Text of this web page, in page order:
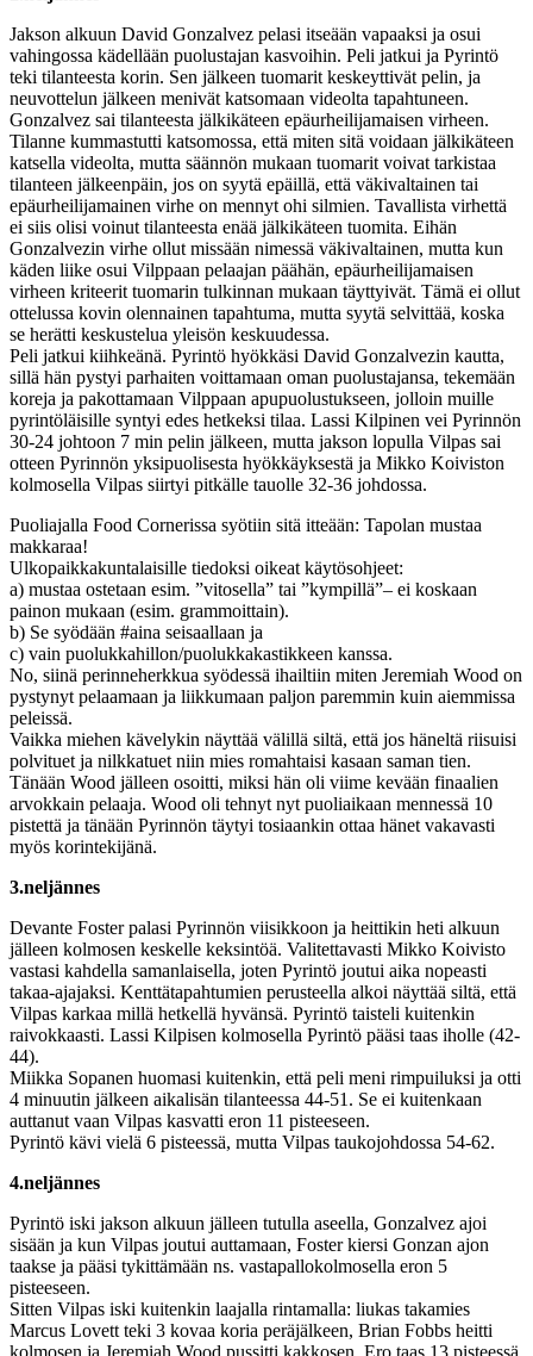
Jakson alkuun David Gonzalvez pelasi itseään vapaaksi ja osui
vahingossa kädellään puolustajan kasvoihin. Peli jatkui ja Pyrintö
teki tilanteesta korin. Sen jälkeen tuomarit keskeyttivät pelin, ja
neuvottelun jälkeen menivät katsomaan videolta tapahtuneen.
Gonzalvez sai tilanteesta jälkikäteen epäurheilijamaisen virheen.
Tilanne kummastutti katsomossa, että miten sitä voidaan jälkikäteen
katsella videolta, mutta säännön mukaan tuomarit voivat tarkistaa
tilanteen jälkeenpäin, jos on syytä epäillä, että väkivaltainen tai
epäurheilijamainen virhe on mennyt ohi silmien. Tavallista virhettä
ei siis olisi voinut tilanteesta enää jälkikäteen tuomita. Eihän
Gonzalvezin virhe ollut missään nimessä väkivaltainen, mutta kun
käden liike osui Vilppaan pelaajan päähän, epäurheilijamaisen
virheen kriteerit tuomarin tulkinnan mukaan täyttyivät. Tämä ei ollut
ottelussa kovin olennainen tapahtuma, mutta syytä selvittää, koska
se herätti keskustelua yleisön keskuudessa.
Peli jatkui kiihkeänä. Pyrintö hyökkäsi David Gonzalvezin kautta,
sillä hän pystyi parhaiten voittamaan oman puolustajansa, tekemään
koreja ja pakottamaan Vilppaan apupuolustukseen, jolloin muille
pyrintöläisille syntyi edes hetkeksi tilaa. Lassi Kilpinen vei Pyrinnön
30-24 johtoon 7 min pelin jälkeen, mutta jakson lopulla Vilpas sai
otteen Pyrinnön yksipuolisesta hyökkäyksestä ja Mikko Koiviston
kolmosella Vilpas siirtyi pitkälle tauolle 32-36 johdossa.
Puoliajalla Food Cornerissa syötiin sitä itteään: Tapolan mustaa
makkaraa!
Ulkopaikkakuntalaisille tiedoksi oikeat käytösohjeet:
a) mustaa ostetaan esim. ”vitosella” tai ”kympillä”– ei koskaan
painon mukaan (esim. grammoittain).
b) Se syödään #aina seisaallaan ja
c) vain puolukkahillon/puolukkakastikkeen kanssa.
No, siinä perinneherkkua syödessä ihailtiin miten Jeremiah Wood on
pystynyt pelaamaan ja liikkumaan paljon paremmin kuin aiemmissa
peleissä.
Vaikka miehen kävelykin näyttää välillä siltä, että jos häneltä riisuisi
polvituet ja nilkkatuet niin mies romahtaisi kasaan saman tien.
Tänään Wood jälleen osoitti, miksi hän oli viime kevään finaalien
arvokkain pelaaja. Wood oli tehnyt nyt puoliaikaan mennessä 10
pistettä ja tänään Pyrinnön täytyi tosiaankin ottaa hänet vakavasti
myös korintekijänä.
3.neljännes
Devante Foster palasi Pyrinnön viisikkoon ja heittikin heti alkuun
jälleen kolmosen keskelle keksintöä. Valitettavasti Mikko Koivisto
vastasi kahdella samanlaisella, joten Pyrintö joutui aika nopeasti
takaa-ajajaksi. Kenttätapahtumien perusteella alkoi näyttää siltä, että
Vilpas karkaa millä hetkellä hyvänsä. Pyrintö taisteli kuitenkin
raivokkaasti. Lassi Kilpisen kolmosella Pyrintö pääsi taas iholle (42-
44).
Miikka Sopanen huomasi kuitenkin, että peli meni rimpuiluksi ja otti
4 minuutin jälkeen aikalisän tilanteessa 44-51. Se ei kuitenkaan
auttanut vaan Vilpas kasvatti eron 11 pisteeseen.
Pyrintö kävi vielä 6 pisteessä, mutta Vilpas taukojohdossa 54-62.
4.neljännes
Pyrintö iski jakson alkuun jälleen tutulla aseella, Gonzalvez ajoi
sisään ja kun Vilpas joutui auttamaan, Foster kiersi Gonzan ajon
taakse ja pääsi tykittämään ns. vastapallokolmosella eron 5
pisteeseen.
Sitten Vilpas iski kuitenkin laajalla rintamalla: liukas takamies
Marcus Lovett teki 3 kovaa koria peräjälkeen, Brian Fobbs heitti
kolmosen ja Jeremiah Wood pussitti kakkosen. Ero taas 13 pisteessä